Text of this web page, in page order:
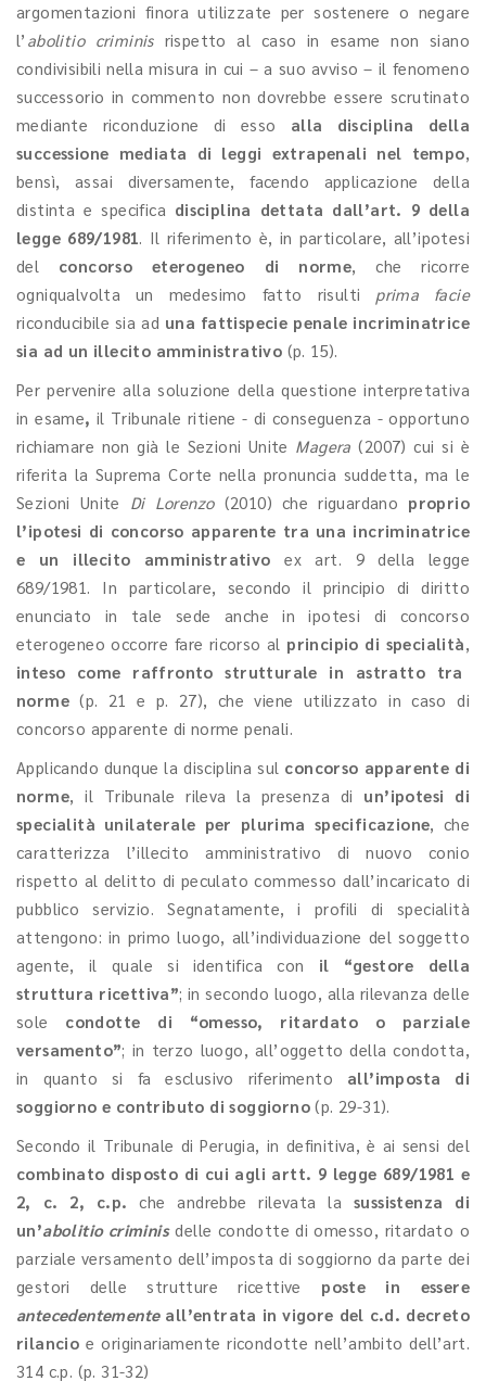
argomentazioni finora utilizzate per sostenere o negare
l’ abolitio criminis rispetto al caso in esame non siano
condivisibili nella misura in cui – a suo avviso – il fenomeno
successorio in commento non dovrebbe essere scrutinato
mediante riconduzione di esso alla disciplina della
successione mediata di leggi extrapenali nel tempo,
bensì, assai diversamente, facendo applicazione della
distinta e specifica disciplina dettata dall’art. 9 della
legge 689/1981. Il riferimento è, in particolare, all’ipotesi
del concorso eterogeneo di norme, che ricorre
ogniqualvolta un medesimo fatto risulti prima facie
riconducibile sia ad una fattispecie penale incriminatrice
sia ad un illecito amministrativo (p. 15).
Per pervenire alla soluzione della questione interpretativa
in esame, il Tribunale ritiene - di conseguenza - opportuno
richiamare non già le Sezioni Unite Magera (2007) cui si è
riferita la Suprema Corte nella pronuncia suddetta, ma le
Sezioni Unite Di Lorenzo(2010) che riguardano proprio
l’ipotesi di concorso apparente tra una incriminatrice
e un illecito amministrativo ex art. 9 della legge
689/1981. In particolare, secondo il principio di diritto
enunciato in tale sede anche in ipotesi di concorso
eterogeneo occorre fare ricorso al principio di specialità,
inteso come raffronto strutturale in astratto tra
norme(p. 21 e p. 27), che viene utilizzato in caso di
concorso apparente di norme penali.
Applicando dunque la disciplina sul concorso apparente di
norme, il Tribunale rileva la presenza di un’ipotesi di
specialità unilaterale per plurima specificazione, che
caratterizza l’illecito amministrativo di nuovo conio
rispetto al delitto di peculato commesso dall’incaricato di
pubblico servizio. Segnatamente, i profili di specialità
attengono: in primo luogo, all’individuazione del soggetto
agente, il quale si identifica con il “gestore della
struttura ricettiva”; in secondo luogo, alla rilevanza delle
sole condotte di “omesso, ritardato o parziale
versamento”; in terzo luogo, all’oggetto della condotta,
in quanto si fa esclusivo riferimento all’imposta di
soggiorno e contributo di soggiorno(p. 29-31).
Secondo il Tribunale di Perugia, in definitiva, è ai sensi del
combinato disposto di cui agli artt. 9 legge 689/1981 e
2, c. 2, c.p. che andrebbe rilevata la sussistenza di
un’abolitio criminis delle condotte di omesso, ritardato o
parziale versamento dell’imposta di soggiorno da parte dei
gestori delle strutture ricettive poste in essere
antecedentementeall’entrata in vigore del c.d. decreto
rilancio e originariamente ricondotte nell’ambito dell’art.
314 c.p. (p. 31-32)